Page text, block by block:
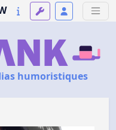
humoristiques